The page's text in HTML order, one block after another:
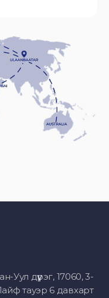
Уул дүүрэг, 17060, 3-
тауэр 6 давхарт